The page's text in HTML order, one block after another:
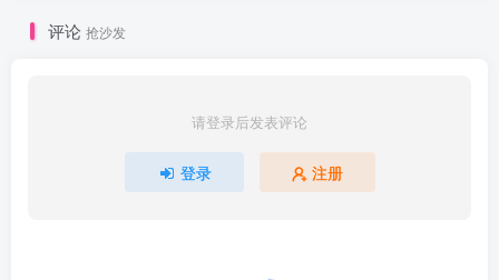
评论 抢沙发
请登录后发表评论
登录 注册